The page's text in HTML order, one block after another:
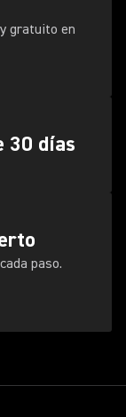
gratuito en
30 días
paso.